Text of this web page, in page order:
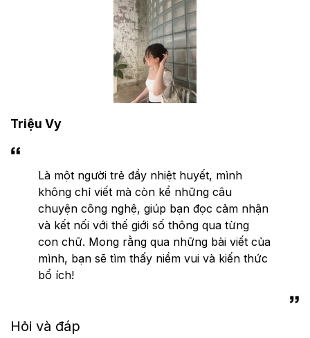
Triệu Vy
Là một người trẻ đầy nhiệt huyết, mình
không chỉ viết mà còn kể những câu
chuyện công nghệ, giúp bạn đọc cảm nhận
và kết nối với thế giới số thông qua từng
con chữ. Mong rằng qua những bài viết của
mình, bạn sẽ tìm thấy niềm vui và kiến thức
bổ ích!
Hỏi và đáp